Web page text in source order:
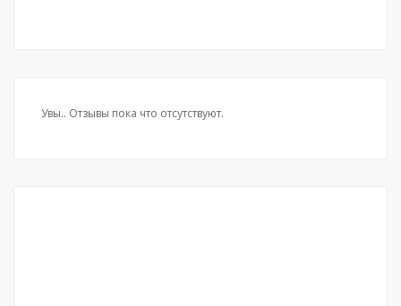
Увы.. Отзывы пока что отсутствуют.